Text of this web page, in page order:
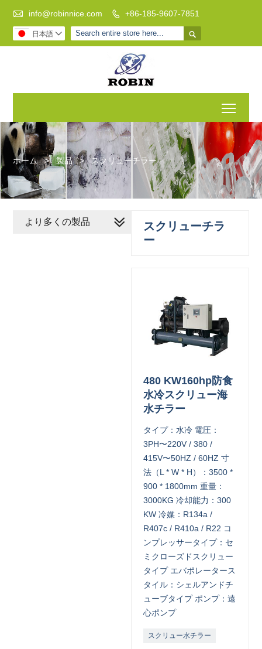
 info@robinnice.com  +86-185-9607-7851

日本語 
ホーム > 製品 > スクリューチラー
スクリューチラ
ー
480 KW160hp防食
水冷スクリュー海
水チラー
タイプ：水冷 電圧：
3PH〜220V / 380 /
415V〜50HZ / 60HZ 寸
法（L * W * H）：3500 *
900 * 1800mm 重量：
3000KG 冷却能力：300
KW 冷媒：R134a /
R407c / R410a / R22 コ
ンプレッサータイプ：セ
ミクローズドスクリュー
タイプ エバポレータース
タイル：シェルアンドチ
ューブタイプ ポンプ：遠
心ポンプ
スクリュー水チラー
より多くの製品